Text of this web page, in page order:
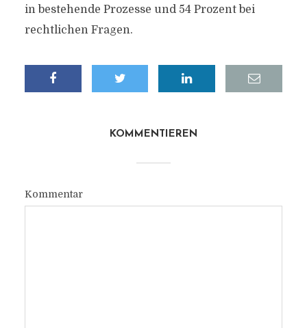
in bestehende Prozesse und 54 Prozent bei
rechtlichen Fragen.
KOMMENTIEREN
Kommentar